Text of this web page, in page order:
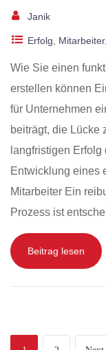
Janik
Erfolg Mitarbeiter,
Wie Sie einen
erstellen können
für Unternehmen
beiträgt, die Lücke
langfristigen
Entwicklung eines
Mitarbeiter Ein
Prozess ist
Beitrag lesen